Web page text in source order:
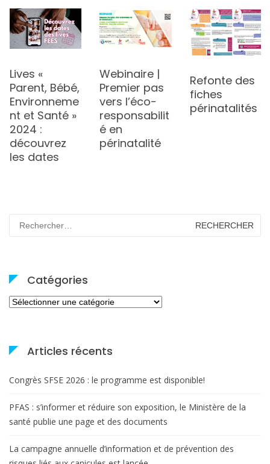
Lives «
Parent, Bébé,
Environneme
nt et Santé »
2024 :
découvrez
les dates
Webinaire |
Premier pas
vers l’éco-
responsabilit
é en
périnatalité
Refonte des
fiches
périnatalités
Rechercher :
Catégories
Catégories
Articles récents
Congrès SFSE 2026 : le programme est disponible!
PFAS : s’informer et réduire son exposition, le Ministère de la
santé publie une page et des documents
La campagne annuelle d’information et de prévention des